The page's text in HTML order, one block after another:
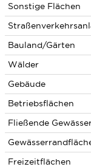
Sonstige Flächen
Bauland/Gärten
Wälder
Gebäude
Betriebsflächen
Fließende
Freizeitflächen